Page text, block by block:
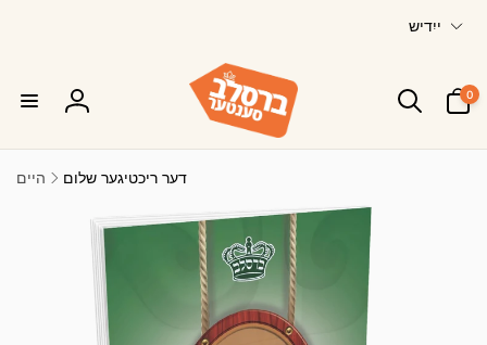
א
ייִדיש
סיין
0
היים
דער ריכטיגער שלום